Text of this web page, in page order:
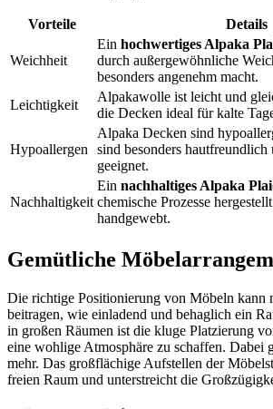
Vorteile Details
Weichheit
Ein hochwertiges Alpaka
durch außergewöhnliche
besonders angenehm macht.
Leichtigkeit
Alpakawolle ist leicht und
die Decken ideal für kalte
Hypoallergen
Alpaka Decken sind
sind besonders
geeignet.
Nachhaltigkeit
Ein nachhaltiges Alpaka
chemische Prozesse
handgewebt.
Gemütliche
Die richtige Positionierung von Möbeln kann
beitragen, wie einladend und behaglich ein
in großen Räumen ist die kluge Platzierung
eine wohlige Atmosphäre zu schaffen. Dabei
mehr. Das großflächige Aufstellen der
freien Raum und unterstreicht die